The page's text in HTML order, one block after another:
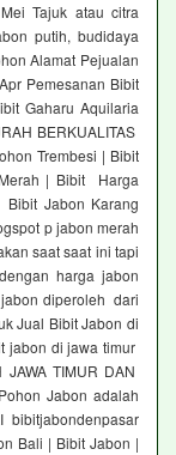
Tajuk atau citra
putih, budidaya
Alamat Pejualan
Pemesanan Bibit
Gaharu Aquilaria
BERKUALITAS
Trembesi | Bibit
| Bibit Harga
Jabon Karang
p jabon merah
saat saat ini tapi
harga jabon
diperoleh dari
Jual Bibit Jabon di
jabon di jawa timur
TIMUR DAN
Jabon adalah
bibitjabondenpasar
Bali | Bibit Jabon |